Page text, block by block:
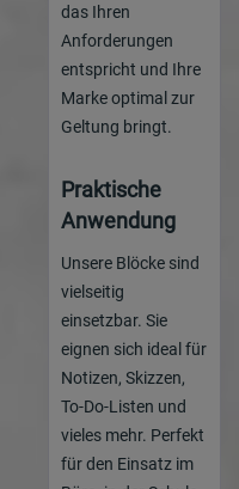
das Ihren
Anforderungen
entspricht und Ihre
Marke optimal zur
Geltung bringt.
Praktische
Anwendung
Unsere Blöcke sind
vielseitig
einsetzbar. Sie
eignen sich ideal für
Notizen, Skizzen,
To-Do-Listen und
vieles mehr. Perfekt
für den Einsatz im